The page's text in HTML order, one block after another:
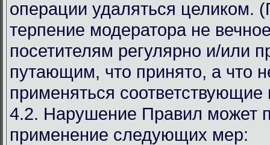
операции удаляться целиком.
терпение модератора не
посетителям регулярно и/или
путающим, что принято, а что
применяться
4.2. Нарушение Правил может
применение следующих мер: